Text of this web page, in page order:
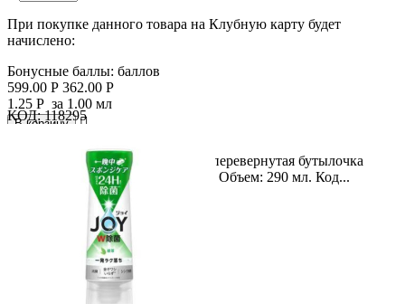
При покупке данного товара на Клубную карту будет
начислено:
Бонусные баллы: баллов
599.00 Р 362.00 Р
1.25 Р за 1.00 мл
В корзину

Название продукта: Компактная перевернутая бутылочка
дезинфицирующего средства Joy. Объем: 290 мл. Код...
КОД: 118295